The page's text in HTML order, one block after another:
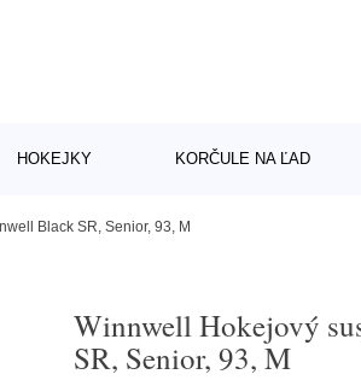
HOKEJKY KORČULE NA ĽAD
Black SR, Senior, 93, M
Winnwell Hokejový
SR, Senior, 93, M